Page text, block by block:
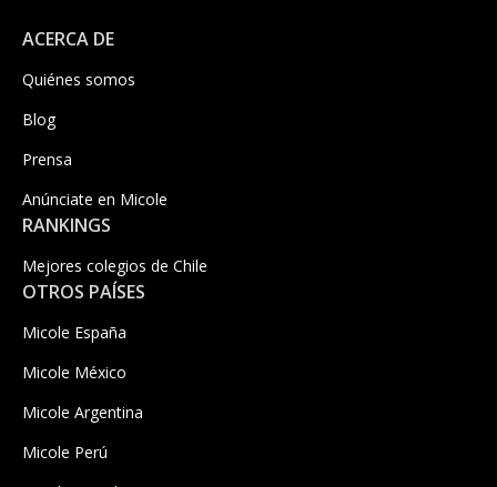
ACERCA DE
Quiénes somos
Blog
Prensa
Anúnciate en Micole
RANKINGS
Mejores colegios de Chile
OTROS PAÍSES
Micole España
Micole México
Micole Argentina
Micole Perú